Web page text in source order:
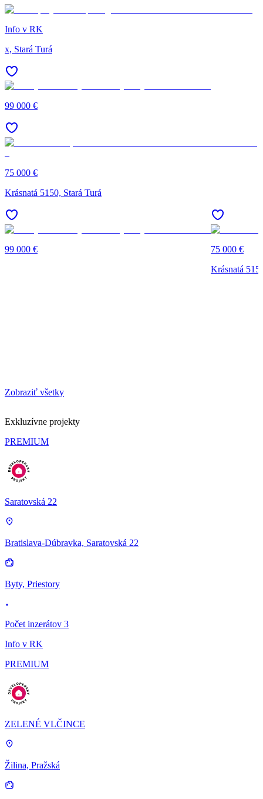
Info v RK
x, Stará Turá
99 000 €
75 000 €
Krásnatá 5150, Stará Turá
99 000 €
75 000 €
Krásnatá
Zobraziť všetky
Exkluzívne projekty
PREMIUM
Saratovská 22
Bratislava-Dúbravka, Saratovská 22
Byty, Priestory
Počet inzerátov 3
Info v RK
PREMIUM
ZELENÉ VLČINCE
Žilina, Pražská